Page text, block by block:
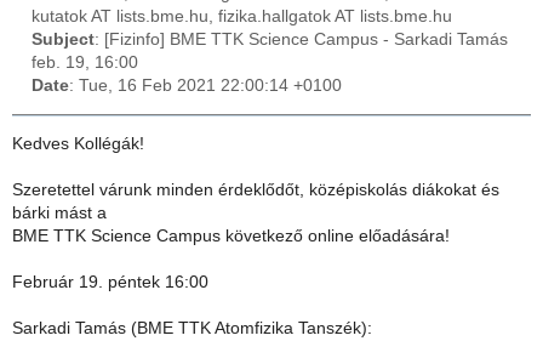
kutatok AT lists.bme.hu, fizika.hallgatok AT lists.bme.hu
Subject: [Fizinfo] BME TTK Science Campus - Sarkadi Tamás
feb. 19, 16:00
Date: Tue, 16 Feb 2021 22:00:14 +0100
Kedves Kollégák!
Szeretettel várunk minden érdeklődőt, középiskolás diákokat és
bárki mást a
BME TTK Science Campus következő online előadására!
Február 19. péntek 16:00
Sarkadi Tamás (BME TTK Atomfizika Tanszék):